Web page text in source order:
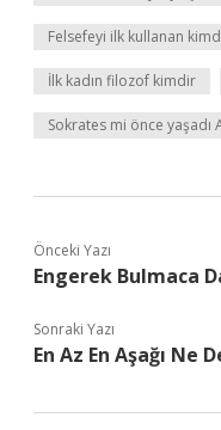
Felsefeyi ilk kullanan
İlk kadın filozof kimdir
Sokrates mi önce yaşadı
Önceki Yazı
Engerek Bulmaca
Sonraki Yazı
En Az En Aşağı Ne